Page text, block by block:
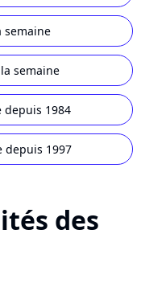
semaine
semaine
depuis 1984
depuis 1997
des